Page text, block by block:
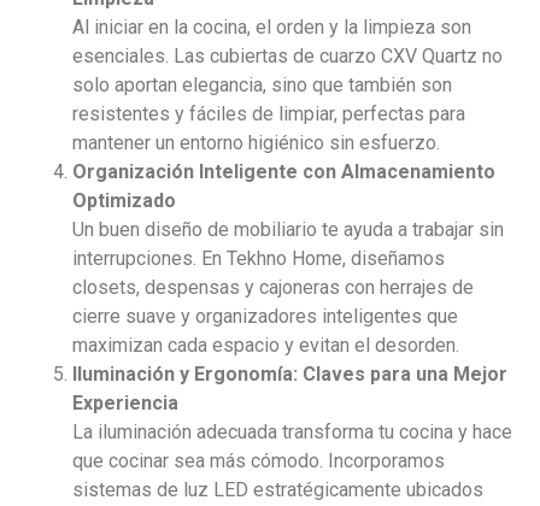
Al iniciar en la cocina, el orden y la limpieza son
esenciales. Las cubiertas de cuarzo CXV Quartz no
solo aportan elegancia, sino que también son
resistentes y fáciles de limpiar, perfectas para
mantener un entorno higiénico sin esfuerzo.
Organización Inteligente con Almacenamiento
Optimizado
Un buen diseño de mobiliario te ayuda a trabajar sin
interrupciones. En Tekhno Home, diseñamos
closets, despensas y cajoneras con herrajes de
cierre suave y organizadores inteligentes que
maximizan cada espacio y evitan el desorden.
Iluminación y Ergonomía: Claves para una Mejor
Experiencia
La iluminación adecuada transforma tu cocina y hace
que cocinar sea más cómodo. Incorporamos
sistemas de luz LED estratégicamente ubicados